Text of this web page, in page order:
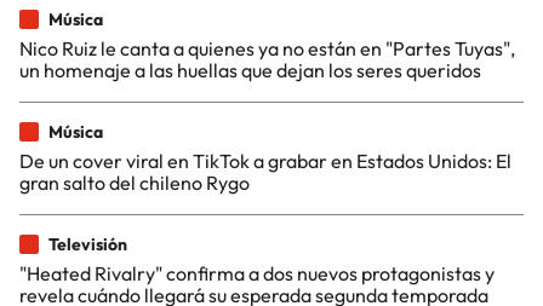
Música
Nico Ruiz le canta a quienes ya no están en "Partes Tuyas",
un homenaje a las huellas que dejan los seres queridos
Música
De un cover viral en TikTok a grabar en Estados Unidos: El
gran salto del chileno Rygo
Televisión
"Heated Rivalry" confirma a dos nuevos protagonistas y
revela cuándo llegará su esperada segunda temporada